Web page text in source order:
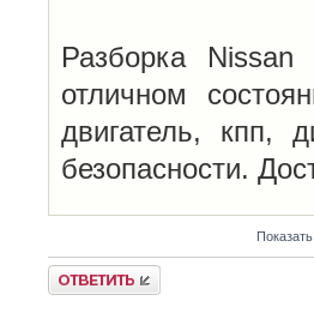
Разборка
отличном
двигатель, кпп,
безопасности.
Ответить